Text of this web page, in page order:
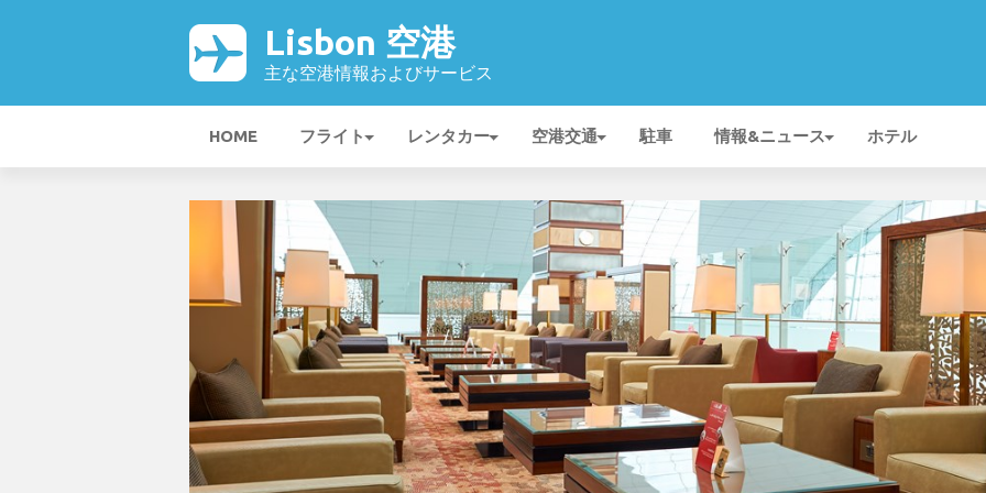
Lisbon 空港
主な空港情報およびサービス
HOME フライト レンタカー 空港交通 駐車 情報&ニュース ホテル